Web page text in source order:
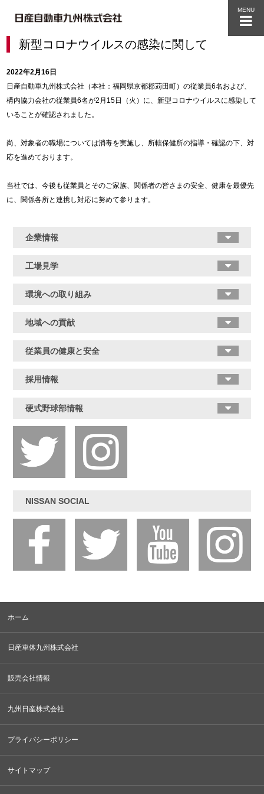
MENU
新型コロナウイルスの感染に関して
2022年2月16日
日産自動車九州株式会社（本社：福岡県京都郡苅田町）の従業員6名および、
構内協力会社の従業員6名が2月15日（火）に、新型コロナウイルスに感染して
いることが確認されました。
尚、対象者の職場については消毒を実施し、所轄保健所の指導・確認の下、対
応を進めております。
当社では、今後も従業員とそのご家族、関係者の皆さまの安全、健康を最優先
に、関係各所と連携し対応に努めて参ります。
企業情報
工場見学
環境への取り組み
地域への貢献
従業員の健康と安全
採用情報
硬式野球部情報
NISSAN SOCIAL
ホーム
日産車体九州株式会社
販売会社情報
九州日産株式会社
プライバシーポリシー
サイトマップ